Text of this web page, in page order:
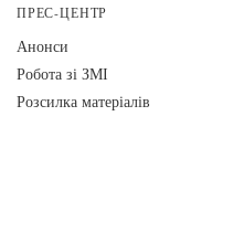
ПРЕС-ЦЕНТР
Анонси
Робота зі ЗМІ
Розсилка матеріалів